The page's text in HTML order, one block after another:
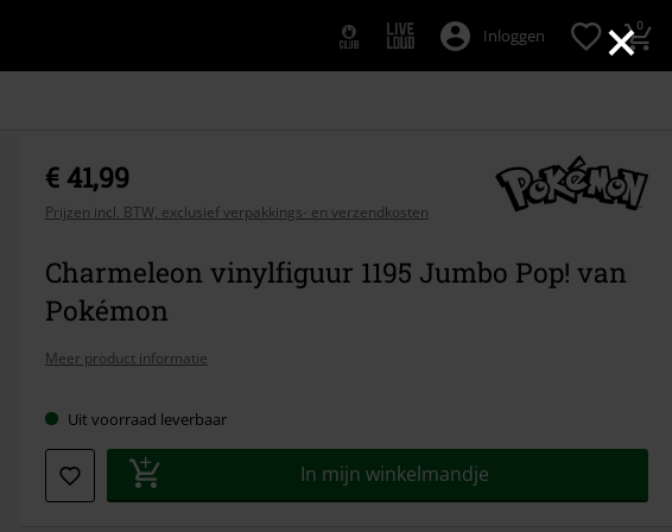
×
Inloggen 0
€ 41,99
Prijzen incl. BTW, exclusief verpakkings- en verzendkosten
Charmeleon vinylfiguur 1195 Jumbo Pop! van
Pokémon
Meer product informatie
Uit voorraad leverbaar
In mijn winkelmandje